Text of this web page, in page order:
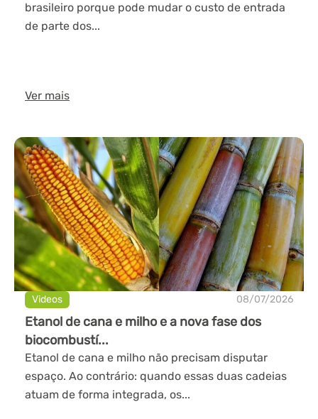
brasileiro porque pode mudar o custo de entrada
de parte dos...
Ver mais
Videos 08/07/2026
Etanol de cana e milho e a nova fase dos
biocombustí...
Etanol de cana e milho não precisam disputar
espaço. Ao contrário: quando essas duas cadeias
atuam de forma integrada, os...